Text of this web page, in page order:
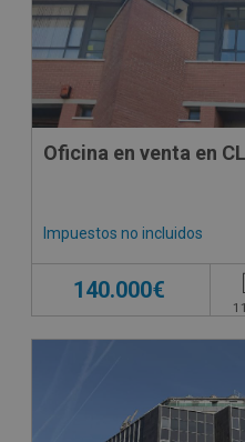
Oficina en venta en
Impuestos no incluidos
140.000€